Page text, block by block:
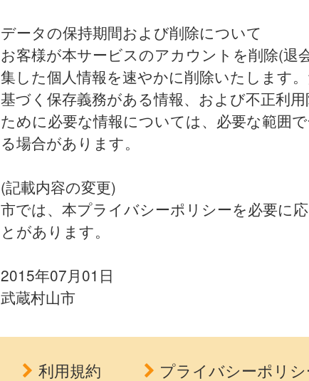
データの保持期間および削除について
お客様が本サービスのアカウントを削除(退
集した個人情報を速やかに削除いたします
基づく保存義務がある情報、および不正利
ために必要な情報については、必要な範囲
る場合があります。
(記載内容の変更)
市では、本プライバシーポリシーを必要に
とがあります。
2015年07月01日
武蔵村山市
利用規約 プライバシーポリシ